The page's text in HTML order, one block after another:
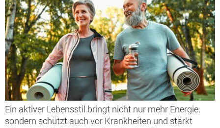
Ein aktiver Lebensstil bringt nicht nur mehr Energie,
sondern schützt auch vor Krankheiten und stärkt